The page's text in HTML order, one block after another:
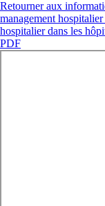
Retourner aux
management
hospitalier dans les
PDF